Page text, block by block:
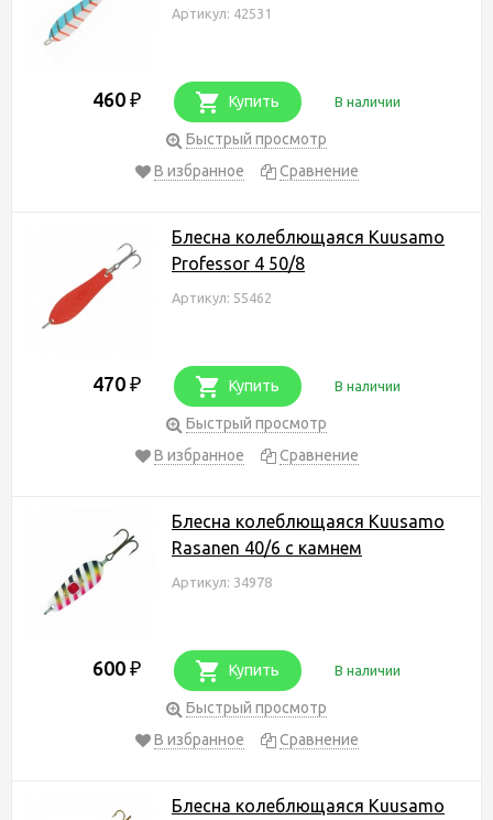
Артикул: 42531
460 ₽ Купить В наличии
Быстрый просмотр
В избранное
Сравнение
Блесна колеблющаяся Kuusamo
Professor 4 50/8
Артикул: 55462
470 ₽ Купить В наличии
Быстрый просмотр
В избранное
Сравнение
Блесна колеблющаяся Kuusamo
Rasanen 40/6 с камнем
Артикул: 34978
600 ₽ Купить В наличии
Быстрый просмотр
В избранное
Сравнение
Блесна колеблющаяся Kuusamo